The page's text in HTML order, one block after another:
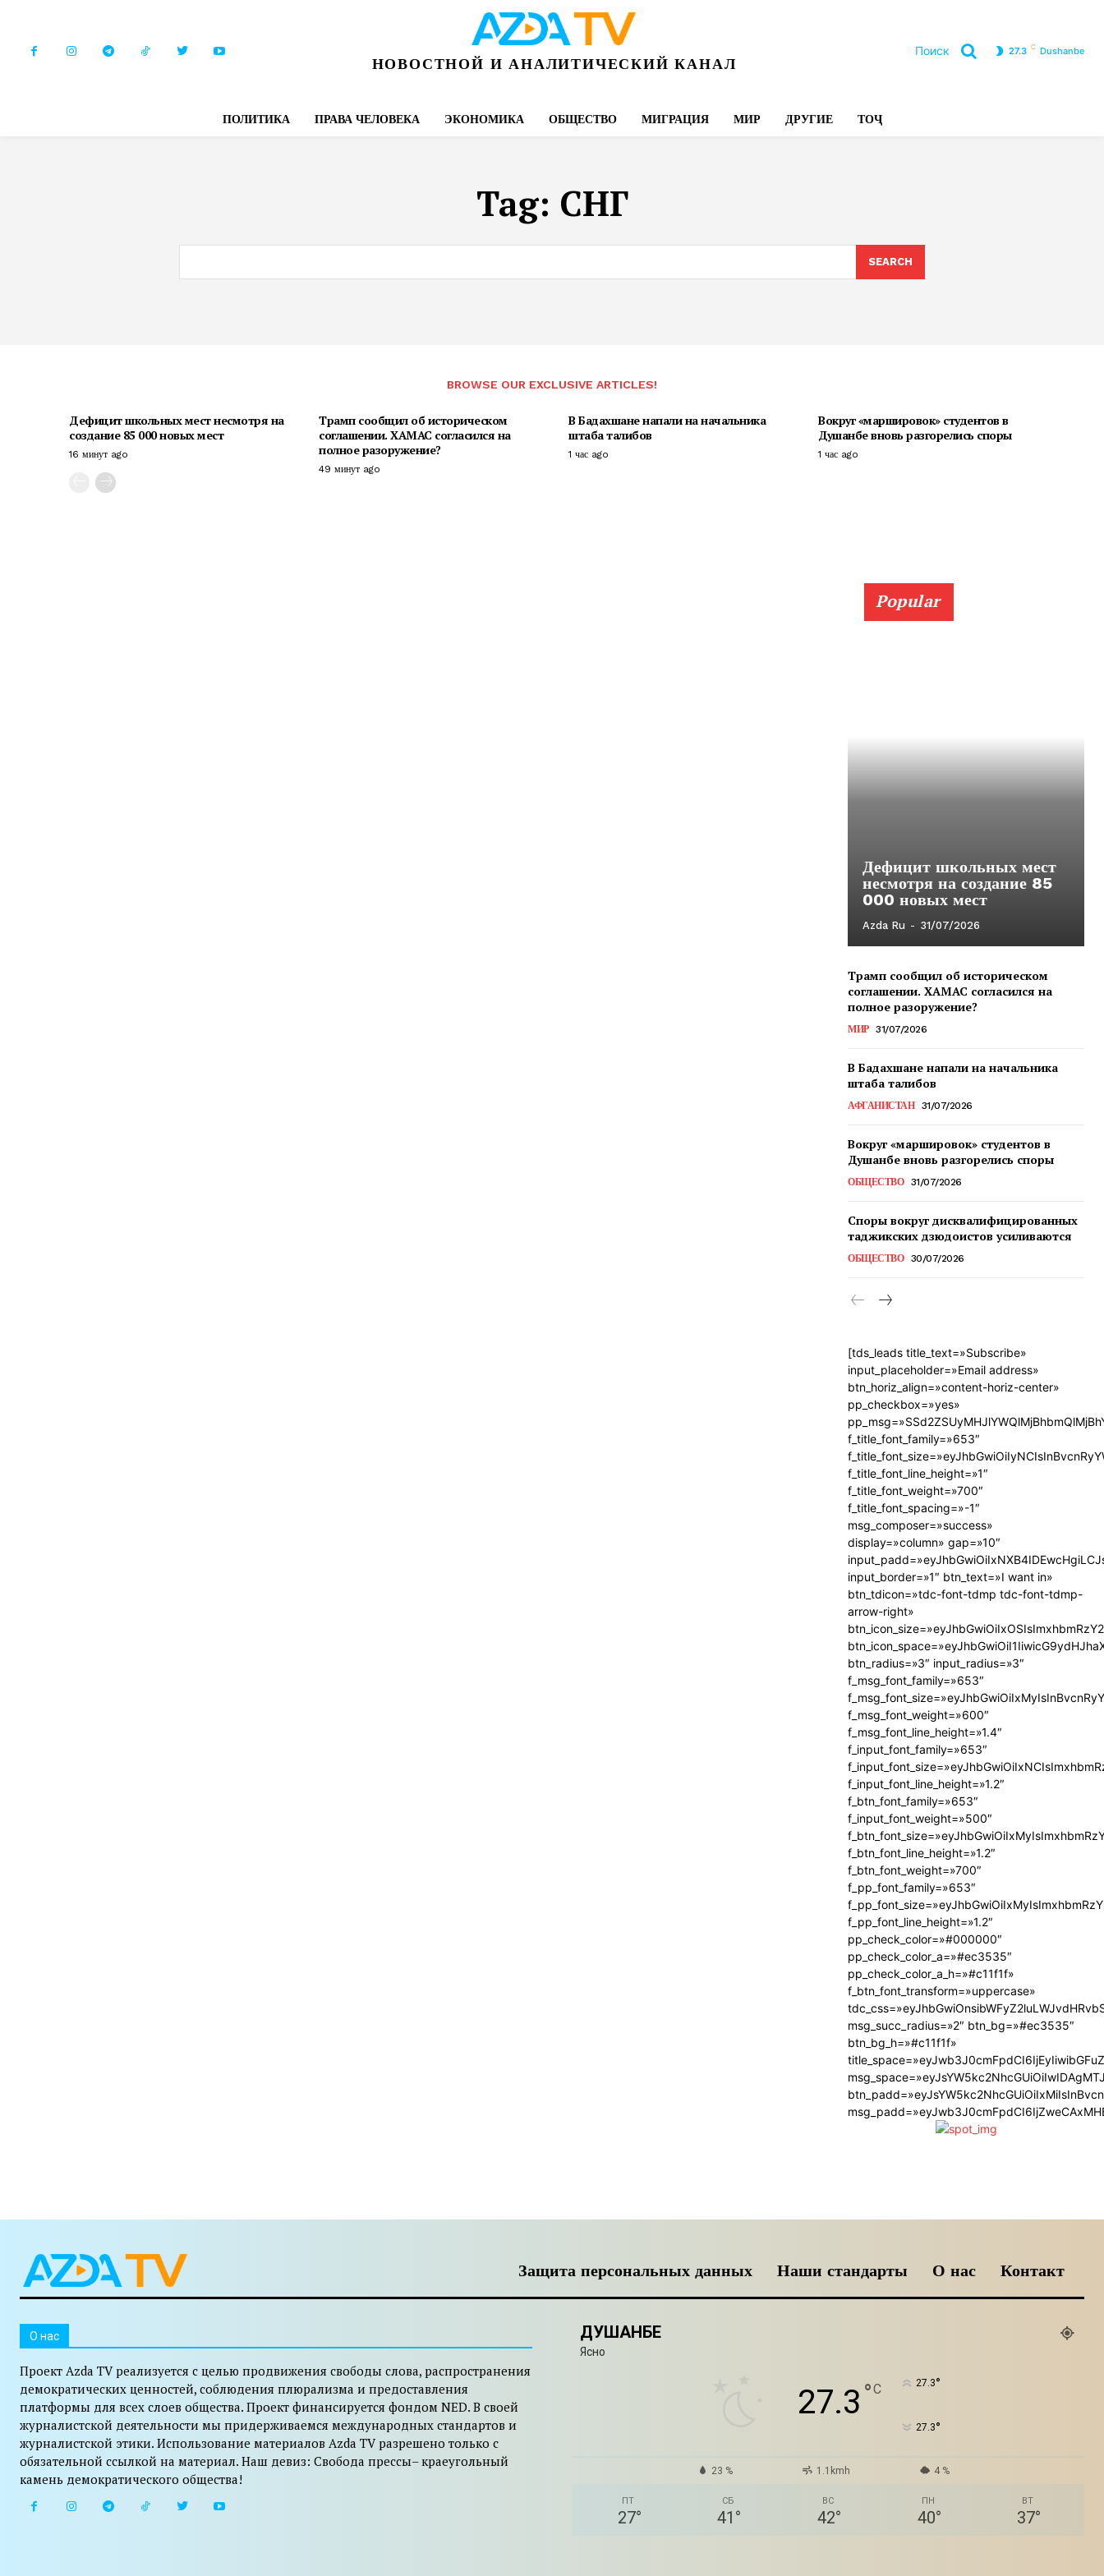
НОВОСТНОЙ И АНАЛИТИЧЕСКИЙ КАНАЛ
Поиск 27.3 C Dushanbe
ПОЛИТИКА ПРАВА ЧЕЛОВЕКА ЭКОНОМИКА ОБЩЕСТВО МИГРАЦИЯ МИР ДРУГИЕ ТОҶ
Tag: СНГ
SEARCH
BROWSE OUR EXCLUSIVE ARTICLES!
Дефицит школьных мест несмотря на
создание 85 000 новых мест
16 минут ago
Трамп сообщил об историческом
соглашении. ХАМАС согласился на
полное разоружение?
49 минут ago
В Бадахшане напали на начальника
штаба талибов
1 час ago
Вокруг «маршировок» студентов в
Душанбе вновь разгорелись споры
1 час ago
Popular
Дефицит школьных мест
несмотря на создание 85
000 новых мест
Azda Ru - 31/07/2026
Трамп сообщил об историческом
соглашении. ХАМАС согласился на
полное разоружение?
МИР 31/07/2026
В Бадахшане напали на начальника
штаба талибов
АФГАНИСТАН 31/07/2026
Вокруг «маршировок» студентов в
Душанбе вновь разгорелись споры
ОБЩЕСТВО 31/07/2026
Споры вокруг дисквалифицированных
таджикских дзюдоистов усиливаются
ОБЩЕСТВО 30/07/2026
[tds_leads title_text=»Subscribe»
input_placeholder=»Email address»
btn_horiz_align=»content-horiz-center»
pp_checkbox=»yes»
f_title_font_family=»653″
f_title_font_line_height=»1″
f_title_font_weight=»700″
f_title_font_spacing=»-1″
msg_composer=»success»
display=»column» gap=»10″
input_border=»1″ btn_text=»I want in»
btn_tdicon=»tdc-font-tdmp tdc-font-tdmp-
arrow-right»
btn_radius=»3″ input_radius=»3″
f_msg_font_family=»653″
f_msg_font_weight=»600″
f_msg_font_line_height=»1.4″
f_input_font_family=»653″
f_input_font_line_height=»1.2″
f_btn_font_family=»653″
f_input_font_weight=»500″
f_btn_font_line_height=»1.2″
f_btn_font_weight=»700″
f_pp_font_family=»653″
f_pp_font_line_height=»1.2″
pp_check_color=»#000000″
pp_check_color_a=»#ec3535″
pp_check_color_a_h=»#c11f1f»
f_btn_font_transform=»uppercase»
msg_succ_radius=»2″ btn_bg=»#ec3535″
btn_bg_h=»#c11f1f»
Защита персональных данных Наши стандарты О нас Контакт
O нас
Проект Azda TV реализуется с целью продвижения свободы слова, распространения
демократических ценностей, соблюдения плюрализма и предоставления
платформы для всех слоев общества. Проект финансируется фондом NED. В своей
журналистской деятельности мы придерживаемся международных стандартов и
журналистской этики. Использование материалов Azda TV разрешено только с
обязательной ссылкой на материал. Наш девиз: Свобода прессы– краеугольный
камень демократического общества!
ДУШАНБЕ
Ясно
27.3 °C 27.3°
27.3°
23 % 1.1kmh 4 %
ПТ
27°
СБ
41 °
ВС
42°
ПН
40°
ВТ
37°